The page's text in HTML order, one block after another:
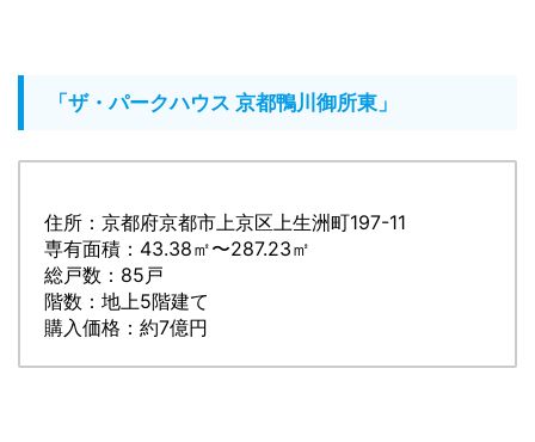
「ザ・パークハウス 京都鴨川御所東」
住所：京都府京都市上京区上生洲町197-11
専有面積：43.38㎡〜287.23㎡
総戸数：85戸
階数：地上5階建て
購入価格：約7億円